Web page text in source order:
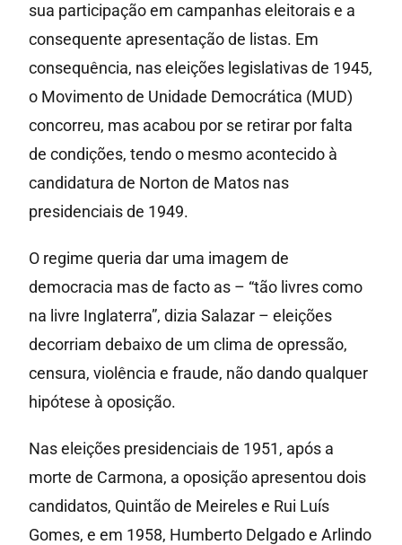
sua participação em campanhas eleitorais e a
consequente apresentação de listas. Em
consequência, nas eleições legislativas de 1945,
o Movimento de Unidade Democrática (MUD)
concorreu, mas acabou por se retirar por falta
de condições, tendo o mesmo acontecido à
candidatura de Norton de Matos nas
presidenciais de 1949.
O regime queria dar uma imagem de
democracia mas de facto as – “tão livres como
na livre Inglaterra”, dizia Salazar – eleições
decorriam debaixo de um clima de opressão,
censura, violência e fraude, não dando qualquer
hipótese à oposição.
Nas eleições presidenciais de 1951, após a
morte de Carmona, a oposição apresentou dois
candidatos, Quintão de Meireles e Rui Luís
Gomes, e em 1958, Humberto Delgado e Arlindo